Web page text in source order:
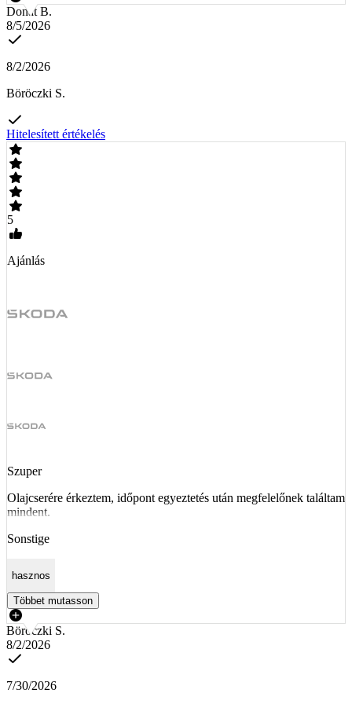
Donát B.
8/5/2026
8/2/2026
Böröczki S.
Hitelesített értékelés
5
Ajánlás
Szuper
Olajcserére érkeztem, időpont egyeztetés után megfelelőnek találtam
mindent.
Sonstige
hasznos
Többet mutasson
Böröczki S.
8/2/2026
7/30/2026